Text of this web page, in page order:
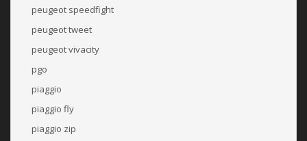
peugeot speedfight
peugeot tweet
peugeot vivacity
pgo
piaggio
piaggio fly
piaggio zip